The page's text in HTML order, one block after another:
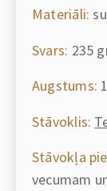
Materiāli:
Svars: 235
Augstums:
Stāvoklis:
Stāvokļa
vecumam